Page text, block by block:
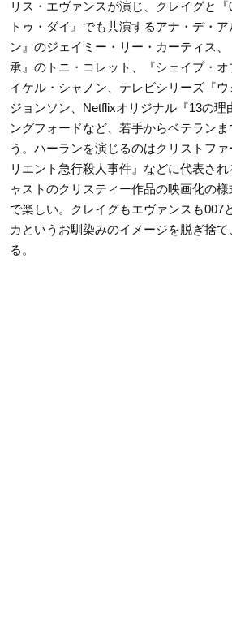
リス・エヴァンスが演じ、クレイグと『
トゥ・ダイ』でも共演するアナ・デ・
ン』のジェイミー・リー・カーティス
承』のトニ・コレット、『シェイプ・
イケル・シャノン、テレビシリーズ『ウ
ジョンソン、Netflixオリジナル『13の理
ングフォードなど、若手からベテラン
う。ハーランを演じるのはクリストフ
リエント急行殺人事件』などに代表さ
ャストのクリスティー作品の映画化の
で楽しい。クレイグもエヴァンスも007
カというお馴染みのイメージを脱ぎ捨
る。